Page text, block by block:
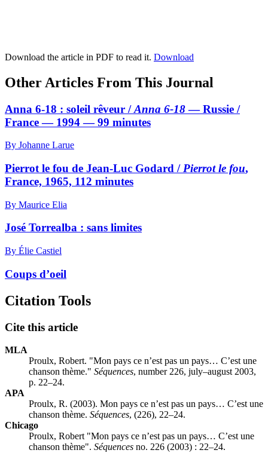
Download the article in PDF to read it. Download
Other Articles From This Journal
Anna 6-18 : soleil rêveur /Anna 6-18— Russie /
France — 1994 — 99 minutes
By Johanne Larue
Pierrot le fou de Jean-Luc Godard / Pierrot le fou,
France, 1965, 112 minutes
By Maurice Elia
José Torrealba : sans limites
By Élie Castiel
Coups d’oeil
Citation Tools
Cite this article
MLA
Proulx, Robert. "Mon pays ce n’est pas un pays… C’est une
chanson thème." Séquences, number 226, july–august 2003,
p. 22–24.
APA
Proulx, R. (2003). Mon pays ce n’est pas un pays… C’est une
chanson thème. Séquences, (226), 22–24.
Chicago
Proulx, Robert "Mon pays ce n’est pas un pays… C’est une
chanson thème". Séquences no. 226 (2003) : 22–24.